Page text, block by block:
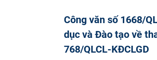
Công văn số 1668/
dục và Đào tạo về
768/QLCL-KĐCLGD